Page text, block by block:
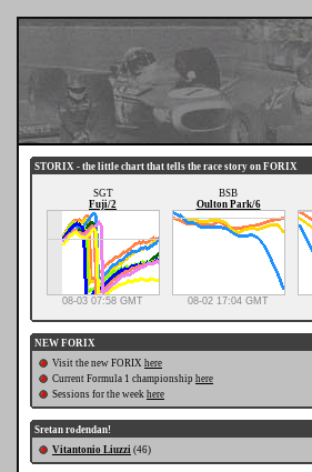
STORIX - the little chart that tells the race story on FORIX
SGT
Fuji/2
08-03 07:58 GMT
BSB
Oulton Park/6
08-02 17:04 GMT
NEW FORIX
Visit the new FORIX here
Current Formula 1 championship here
Sessions for the week here
Sretan rođendan!
Vitantonio Liuzzi (46)